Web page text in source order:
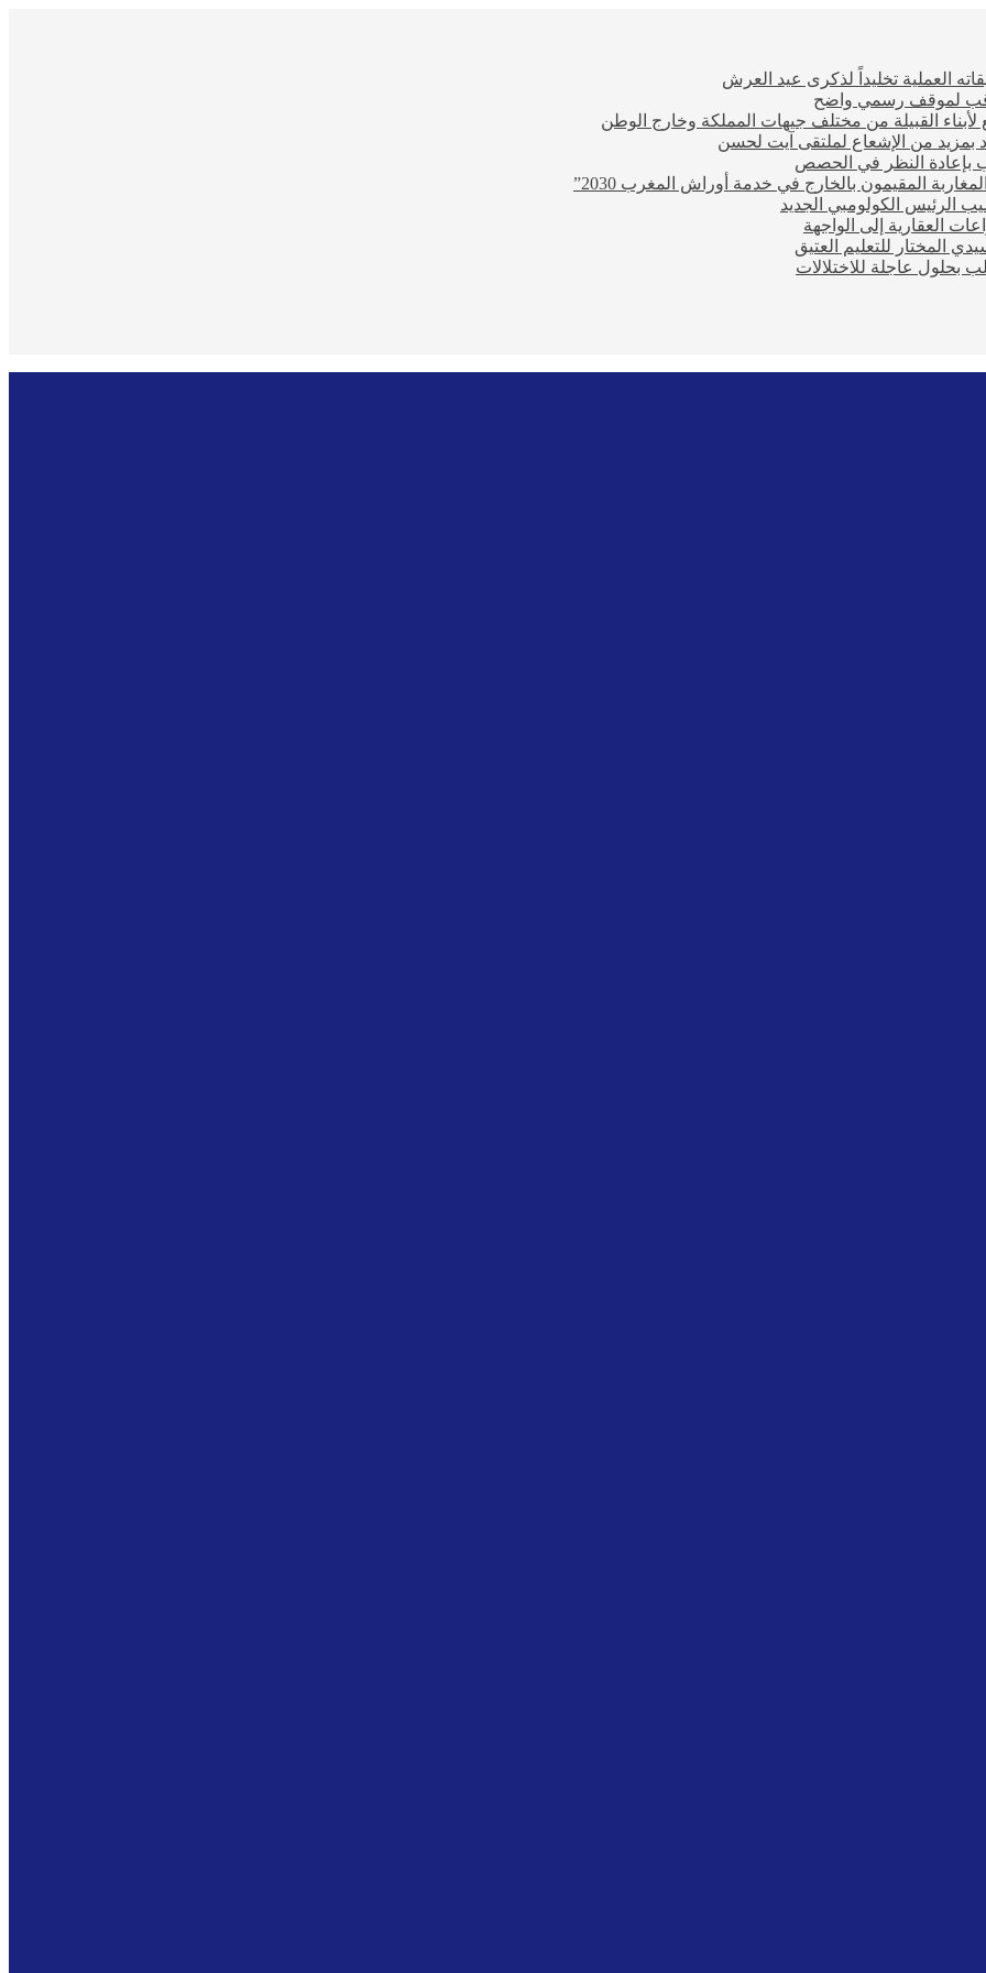
العملية تخليداً لذكرى عيد العرش
لموقف رسمي واضح
القبيلة من مختلف جيهات المملكة وخارج الوطن
بمزيد من الإشعاع لملتقى آيت لحسن
بإعادة النظر في الحصص
المقيمون بالخارج في خدمة أوراش المغرب 2030”
الرئيس الكولومبي الجديد
العقارية إلى الواجهة
المختار للتعليم العتيق
بحلول عاجلة للاختلالات